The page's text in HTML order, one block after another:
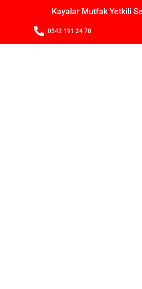
Kayalar Mutfak Yetkili
0542 191 24 78